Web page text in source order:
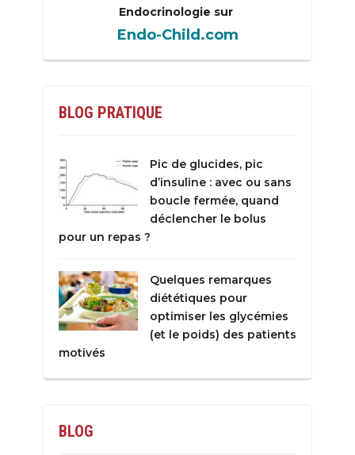
Endocrinologie sur
Endo-Child.com
BLOG PRATIQUE
Pic de glucides, pic
d’insuline : avec ou sans
boucle fermée, quand
déclencher le bolus
pour un repas ?
Quelques remarques
diététiques pour
optimiser les glycémies
(et le poids) des patients
motivés
BLOG